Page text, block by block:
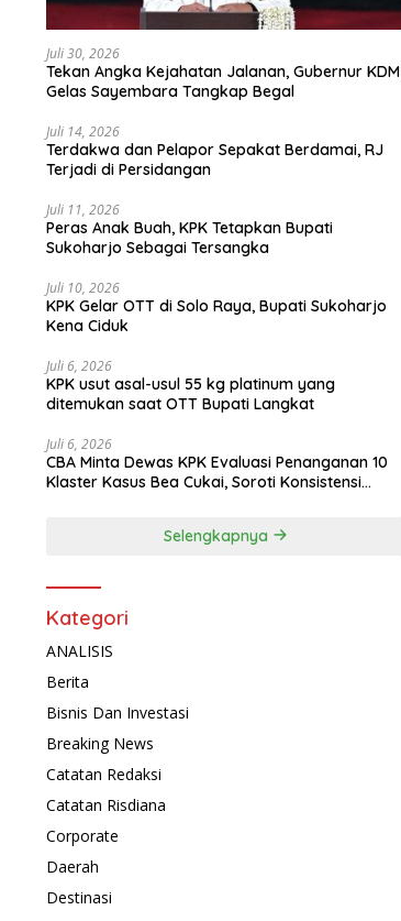
Juli 30, 2026
Tekan Angka Kejahatan Jalanan, Gubernur KDM
Gelas Sayembara Tangkap Begal
Juli 14, 2026
Terdakwa dan Pelapor Sepakat Berdamai, RJ
Terjadi di Persidangan
Juli 11, 2026
Peras Anak Buah, KPK Tetapkan Bupati
Sukoharjo Sebagai Tersangka
Juli 10, 2026
KPK Gelar OTT di Solo Raya, Bupati Sukoharjo
Kena Ciduk
Juli 6, 2026
KPK usut asal-usul 55 kg platinum yang
ditemukan saat OTT Bupati Langkat
Juli 6, 2026
CBA Minta Dewas KPK Evaluasi Penanganan 10
Klaster Kasus Bea Cukai, Soroti Konsistensi
Selengkapnya
Kategori
ANALISIS
Berita
Bisnis Dan Investasi
Breaking News
Catatan Redaksi
Catatan Risdiana
Corporate
Daerah
Destinasi